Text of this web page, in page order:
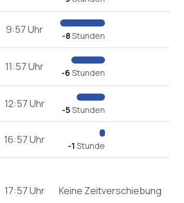
9:57 Uhr -8Stunden
11:57 Uhr -6 Stunden
12:57 Uhr -5Stunden
16:57 Uhr -1 Stunde
17:57 Uhr Keine Zeitverschiebung